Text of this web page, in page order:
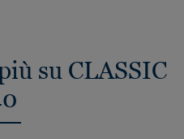
su CLASSIC